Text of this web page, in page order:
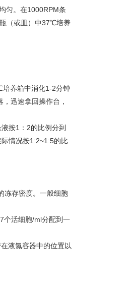
匀。在1000RPM条
（或皿）中37℃培养
养箱中消化1-2分钟
迅速拿回操作台，
按1：2的比例分到
情况按1:2~1:5的比
冻存密度。一般细胞
个活细胞/ml分配到一
液氮容器中的位置以